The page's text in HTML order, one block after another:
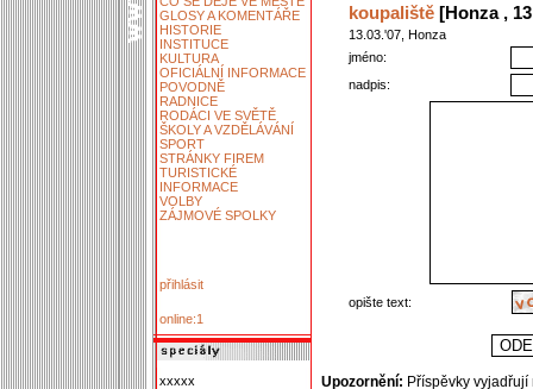
GLOSY A KOMENTÁŘE
HISTORIE
INSTITUCE
KULTURA
OFICIÁLNÍ INFORMACE
POVODNĚ
RADNICE
RODÁCI VE SVĚTĚ
ŠKOLY A VZDĚLÁVÁNÍ
SPORT
STRÁNKY FIREM
TURISTICKÉ
INFORMACE
VOLBY
ZÁJMOVÉ SPOLKY
přihlásit
online:1
xxxxx
koupaliště[Honza ,
13.03.'07, Honza
jméno:
nadpis:
opište text:
Upozornění: Příspěvky